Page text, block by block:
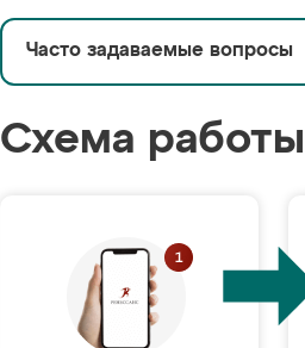
Часто задаваемые вопросы
Схема работы